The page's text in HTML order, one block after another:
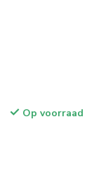
Op voorraad